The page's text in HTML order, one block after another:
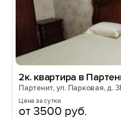
2к. квартира в
Партенит, ул. Парковая, д.
Цена за сутки
от 3500 руб.
Войти или
Войти с